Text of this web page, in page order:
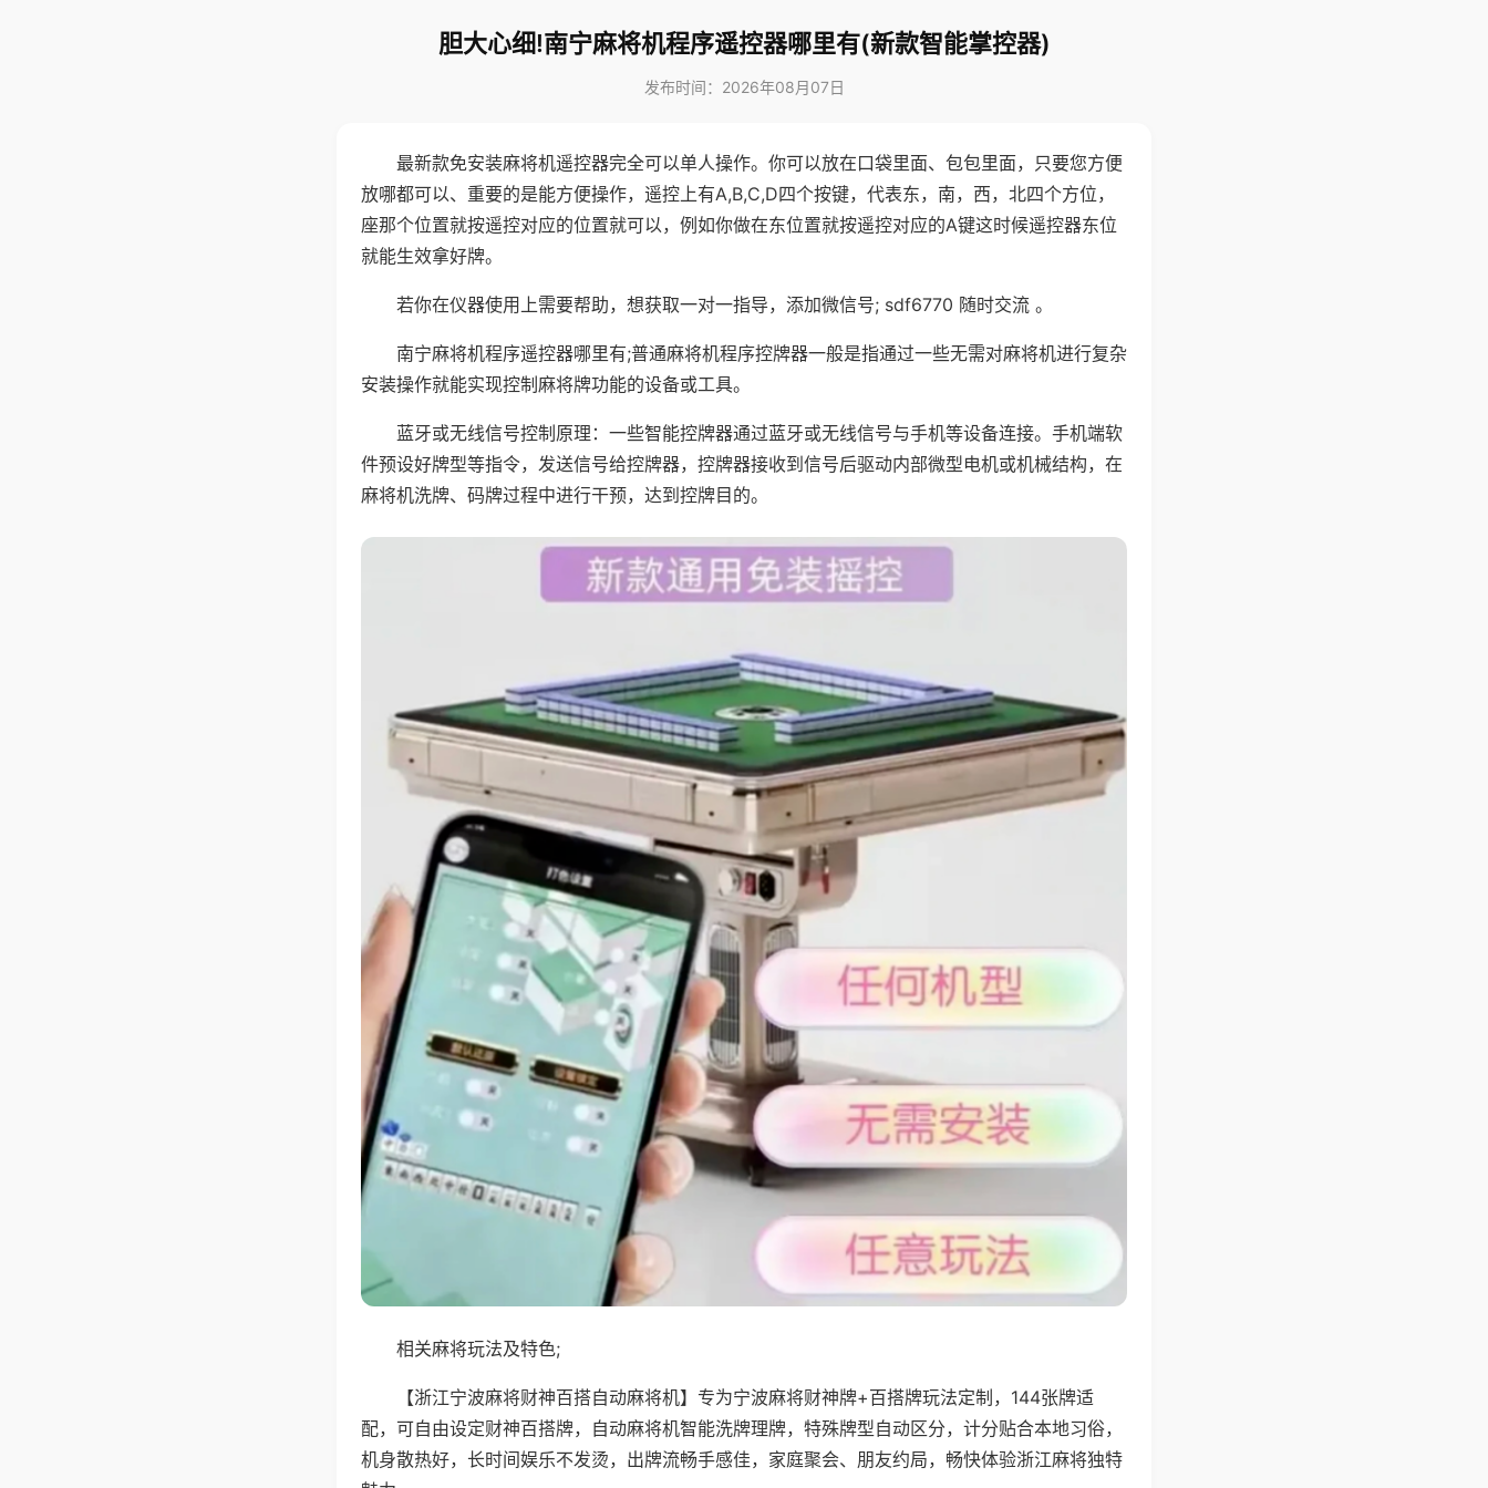
胆大心细!南宁麻将机程序遥控器哪里有(新款智能掌控器)
发布时间：2026年08月07日
最新款免安装麻将机遥控器完全可以单人操作。你可以放在口袋里面、包包里面，只要您方便
放哪都可以、重要的是能方便操作，遥控上有A,B,C,D四个按键，代表东，南，西，北四个方位，
座那个位置就按遥控对应的位置就可以，例如你做在东位置就按遥控对应的A键这时候遥控器东位
就能生效拿好牌。
若你在仪器使用上需要帮助，想获取一对一指导，添加微信号; sdf6770 随时交流 。
南宁麻将机程序遥控器哪里有;普通麻将机程序控牌器一般是指通过一些无需对麻将机进行复杂
安装操作就能实现控制麻将牌功能的设备或工具。
蓝牙或无线信号控制原理：一些智能控牌器通过蓝牙或无线信号与手机等设备连接。手机端软
件预设好牌型等指令，发送信号给控牌器，控牌器接收到信号后驱动内部微型电机或机械结构，在
麻将机洗牌、码牌过程中进行干预，达到控牌目的。
相关麻将玩法及特色;
【浙江宁波麻将财神百搭自动麻将机】专为宁波麻将财神牌+百搭牌玩法定制，144张牌适
配，可自由设定财神百搭牌，自动麻将机智能洗牌理牌，特殊牌型自动区分，计分贴合本地习俗，
机身散热好，长时间娱乐不发烫，出牌流畅手感佳，家庭聚会、朋友约局，畅快体验浙江麻将独特